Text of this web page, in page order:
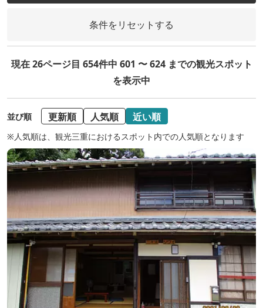
条件をリセットする
現在 26ページ目 654件中 601 〜 624 までの観光スポット
を表示中
並び順 更新順 人気順 近い順
※人気順は、観光三重におけるスポット内での人気順となります